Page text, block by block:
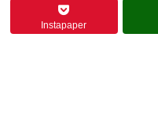
Instapaper